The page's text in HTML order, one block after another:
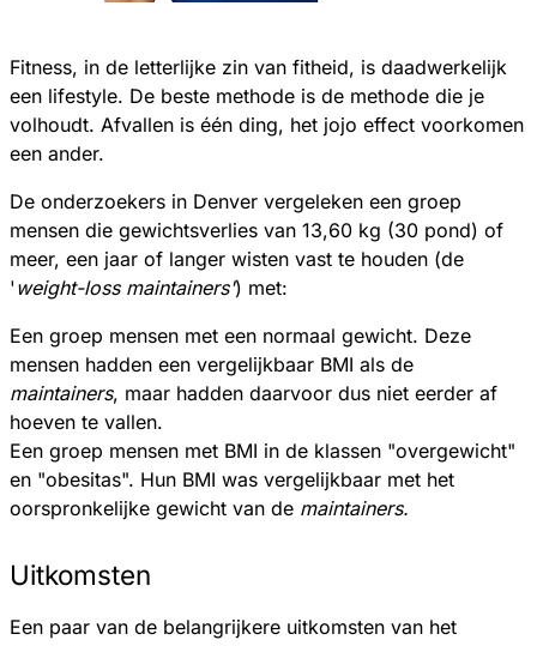
Fitness, in de letterlijke zin van fitheid, is daadwerkelijk
een lifestyle. De beste methode is de methode die je
volhoudt. Afvallen is één ding, het jojo effect voorkomen
een ander.
De onderzoekers in Denver vergeleken een groep
mensen die gewichtsverlies van 13,60 kg (30 pond) of
meer, een jaar of langer wisten vast te houden (de
'weight-loss maintainers') met:
Een groep mensen met een normaal gewicht. Deze
mensen hadden een vergelijkbaar BMI als de
maintainers, maar hadden daarvoor dus niet eerder af
hoeven te vallen.
Een groep mensen met BMI in de klassen "overgewicht"
en "obesitas". Hun BMI was vergelijkbaar met het
oorspronkelijke gewicht van de maintainers.
Uitkomsten
Een paar van de belangrijkere uitkomsten van het